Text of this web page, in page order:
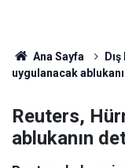
Ana Sayfa
uygulanacak
Reuters,
ablukanın